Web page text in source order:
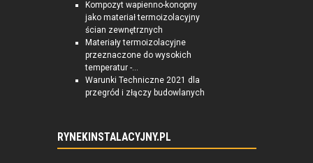
Kompozyt wapienno-konopny
jako materiał termoizolacyjny
ścian zewnętrznych
Materiały termoizolacyjne
przeznaczone do wysokich
temperatur -...
Warunki Techniczne 2021 dla
przegród i złączy budowlanych
RYNEKINSTALACYJNY.PL